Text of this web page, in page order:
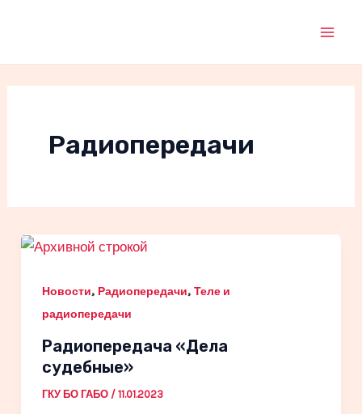
Радиопередачи
Новости, Радиопередачи, Теле и
радиопередачи
Радиопередача «Дела
судебные»
ГКУ БО ГАБО / 11.01.2023